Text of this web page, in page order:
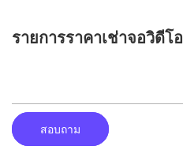
รายการราคาเช่าจอวิดีโอ
สอบถาม